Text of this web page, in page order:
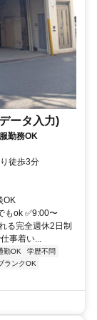
ータ入力)
勤務OK
徒歩3分
OK
もok ✅9:00〜
る完全週休2日制
事着い...
勤OK
学歴不問
ランクOK